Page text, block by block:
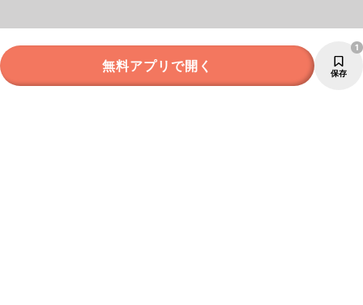
無料アプリで開く 保存
1